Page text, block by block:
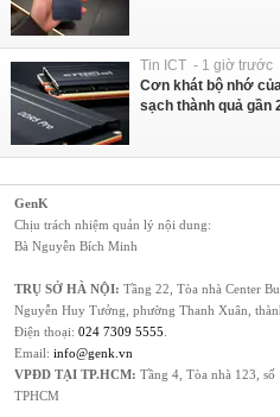
Tin ICT - 1 giờ trước
Cơn khát bộ nhớ
sạch thành quả gần
GenK
Chịu trách nhiệm quản lý nội dung:
Bà Nguyễn Bích Minh
TRỤ SỞ HÀ NỘI: Tầng 22, Tòa nhà Center
Nguyễn Huy Tưởng, phường Thanh Xuân,
Điện thoại: 024 7309 5555
Email: info@genk.vn
VPĐD TẠI TP.HCM: Tầng 4, Tòa nhà 123, số
TPHCM